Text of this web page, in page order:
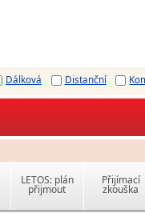
Dálková Distanční
LETOS: plán
přijmout
Přijímací
zkouška